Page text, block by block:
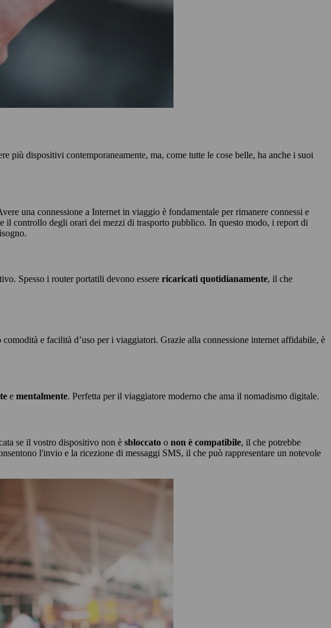
dispositivi contemporaneamente, ma, come tutte le cose belle, ha anche i suoi
una connessione a Internet in viaggio è fondamentale per rimanere connessi e
il controllo degli orari dei mezzi di trasporto pubblico. In questo modo, i report di
Spesso i router portatili devono essere ricaricati quotidianamente, il che
e facilità d’uso per i viaggiatori. Grazie alla connessione internet affidabile, è
e mentalmente. Perfetta per il viaggiatore moderno che ama il nomadismo digitale.
se il vostro dispositivo non è sbloccato o non è compatibile, il che potrebbe
l'invio e la ricezione di messaggi SMS, il che può rappresentare un notevole